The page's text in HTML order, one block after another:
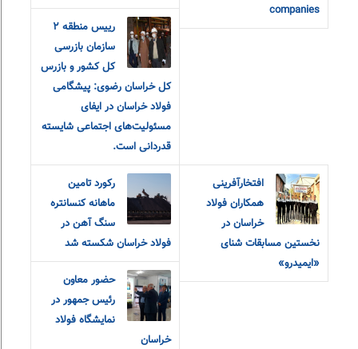
companies
رییس منطقه ٢
سازمان بازرسی
کل کشور و بازرس
کل خراسان رضوی: پیشگامی
فولاد خراسان در ایفای
مسئولیت‌های اجتماعی شایسته
قدردانی است.
افتخارآفرینی
همکاران فولاد
خراسان در
نخستین مسابقات شنای
«ایمیدرو»
رکورد تامین
ماهانه کنسانتره
سنگ آهن در
فولاد خراسان شکسته شد
حضور معاون
رئیس جمهور در
نمایشگاه فولاد
خراسان